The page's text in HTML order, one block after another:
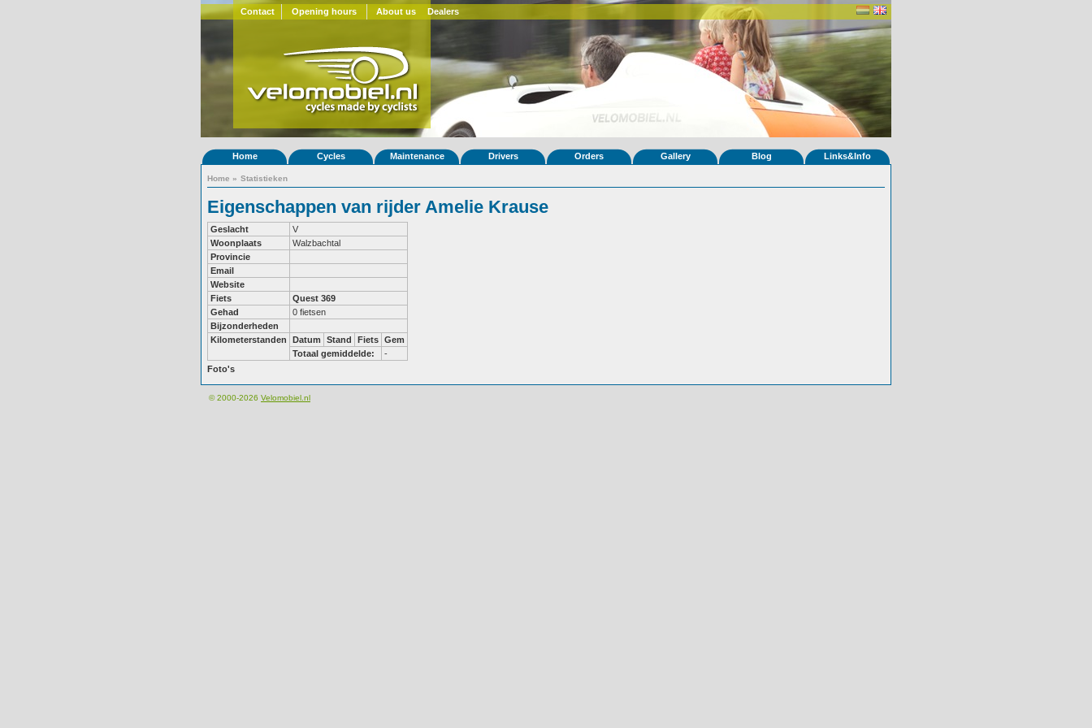
Contact Opening hours About us Dealers
Home Cycles Maintenance Drivers Orders Gallery Blog Links&Info
Home » Statistieken
Eigenschappen van rijder Amelie Krause
Geslacht
V
Woonplaats
Walzbachtal
Provincie
Email
Website
Fiets
Quest 369
Gehad
0 fietsen
Bijzonderheden
Kilometerstanden
Datum Stand Fiets Gem
Totaal gemiddelde:
-
Foto's
© 2000-2026 Velomobiel.nl